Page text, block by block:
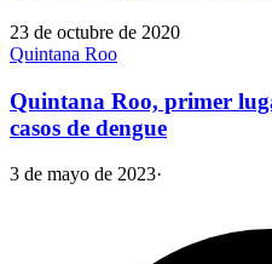
23 de octubre de 2020
Quintana Roo
Quintana Roo, primer
casos de dengue
3 de mayo de 2023·